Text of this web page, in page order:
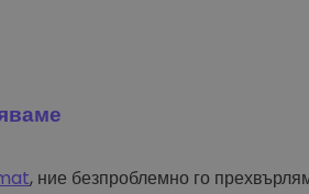
, ние безпроблемно го